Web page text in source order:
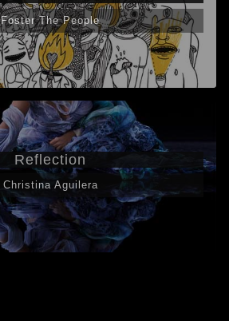
Foster The People
Reflection
Christina Aguilera